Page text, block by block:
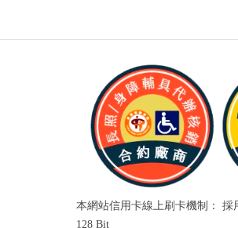
04-
構如需採
洽詢門市人
本網站信用卡線上刷卡機制： 採
128 Bit